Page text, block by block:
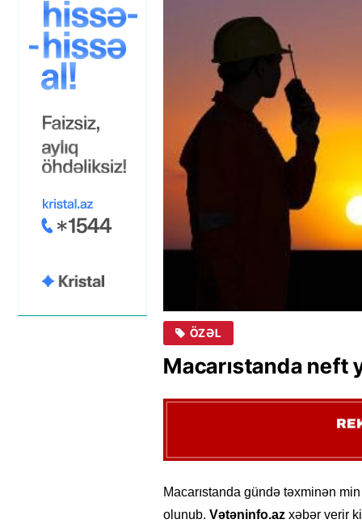
ÖZƏL
Macarıstanda neft
Macarıstanda gündə təxminən
olunub. Vətəninfo.az xəbər verir